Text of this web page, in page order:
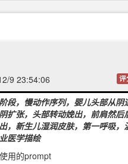
9 23:54:06 评
段，慢动作序列，婴儿头部从阴
扩张，头部转动娩出，前肩然后
，新生儿湿润皮肤，第一呼吸，
医学描绘
用的prompt
2025/12/10
生
眼.jpg